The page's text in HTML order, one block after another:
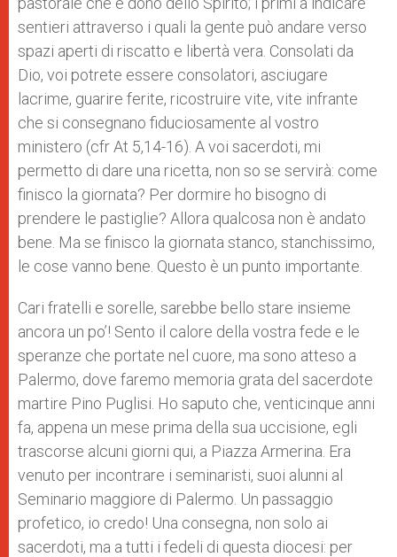
sentieri attraverso i quali la gente può andare verso
spazi aperti di riscatto e libertà vera. Consolati da
Dio, voi potrete essere consolatori, asciugare
lacrime, guarire ferite, ricostruire vite, vite infrante
che si consegnano fiduciosamente al vostro
ministero (cfr At 5,14-16). A voi sacerdoti, mi
permetto di dare una ricetta, non so se servirà: come
finisco la giornata? Per dormire ho bisogno di
prendere le pastiglie? Allora qualcosa non è andato
bene. Ma se finisco la giornata stanco, stanchissimo,
le cose vanno bene. Questo è un punto importante.
Cari fratelli e sorelle, sarebbe bello stare insieme
ancora un po’! Sento il calore della vostra fede e le
speranze che portate nel cuore, ma sono atteso a
Palermo, dove faremo memoria grata del sacerdote
martire Pino Puglisi. Ho saputo che, venticinque anni
fa, appena un mese prima della sua uccisione, egli
trascorse alcuni giorni qui, a Piazza Armerina. Era
venuto per incontrare i seminaristi, suoi alunni al
Seminario maggiore di Palermo. Un passaggio
profetico, io credo! Una consegna, non solo ai
sacerdoti, ma a tutti i fedeli di questa diocesi: per